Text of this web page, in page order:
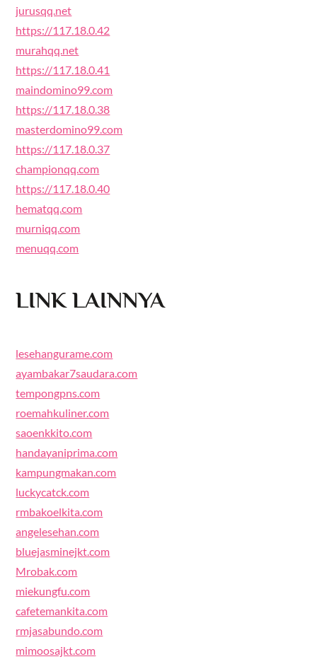
jurusqq.net
https://117.18.0.42
murahqq.net
https://117.18.0.41
maindomino99.com
https://117.18.0.38
masterdomino99.com
https://117.18.0.37
championqq.com
https://117.18.0.40
hematqq.com
murniqq.com
menuqq.com
LINK LAINNYA
lesehangurame.com
ayambakar7saudara.com
tempongpns.com
roemahkuliner.com
saoenkkito.com
handayaniprima.com
kampungmakan.com
luckycatck.com
rmbakoelkita.com
angelesehan.com
bluejasminejkt.com
Mrobak.com
miekungfu.com
cafetemankita.com
rmjasabundo.com
mimoosajkt.com